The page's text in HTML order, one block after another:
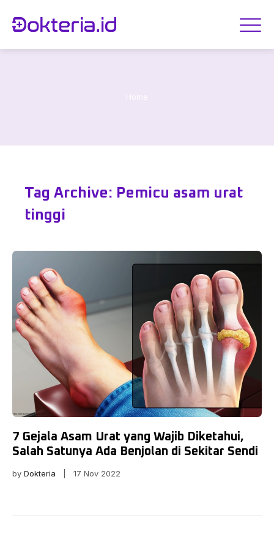
Home
Tag Archive: Pemicu asam urat
tinggi
7 Gejala Asam Urat yang Wajib Diketahui,
Salah Satunya Ada Benjolan di Sekitar Sendi
by Dokteria | 17 Nov 2022